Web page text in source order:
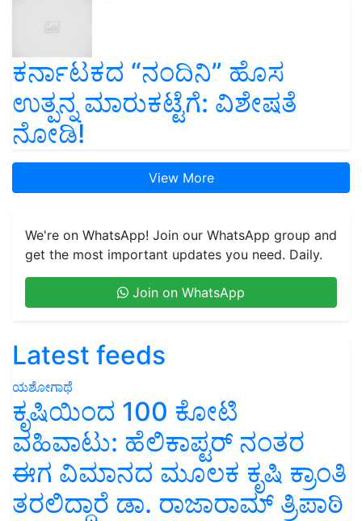
ಕರ್ನಾಟಕದ “ನಂದಿನಿ” ಹೊಸ
ಉತ್ಪನ್ನ ಮಾರುಕಟ್ಟೆಗೆ: ವಿಶೇಷತೆ
ನೋಡಿ!
View More
We're on WhatsApp! Join our WhatsApp group and
get the most important updates you need. Daily.
Join on WhatsApp
Latest feeds
ಯಶೋಗಾಥೆ
ಕೃಷಿಯಿಂದ 100 ಕೋಟಿ
ವಹಿವಾಟು: ಹೆಲಿಕಾಪ್ಟರ್ ನಂತರ
ಈಗ ವಿಮಾನದ ಮೂಲಕ ಕೃಷಿ ಕ್ರಾಂತಿ
ತರಲಿದ್ದಾರೆ ಡಾ. ರಾಜಾರಾಮ್ ತ್ರಿಪಾಠಿ